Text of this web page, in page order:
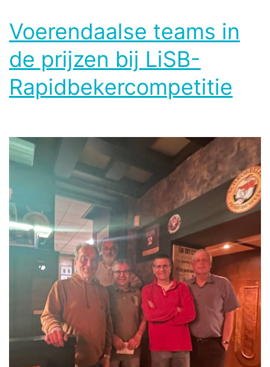
Voerendaalse teams in
de prijzen bij LiSB-
Rapidbekercompetitie